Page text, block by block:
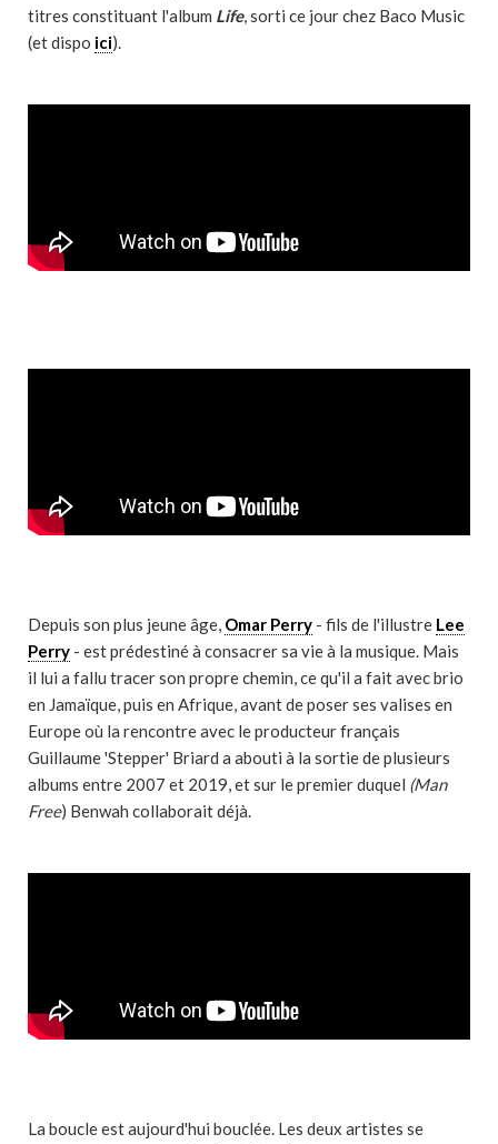
titres constituant l'album Life, sorti ce jour chez Baco Music
(et dispo ici).
Depuis son plus jeune âge, Omar Perry - fils de l'illustre Lee
Perry - est prédestiné à consacrer sa vie à la musique. Mais
il lui a fallu tracer son propre chemin, ce qu'il a fait avec brio
en Jamaïque, puis en Afrique, avant de poser ses valises en
Europe où la rencontre avec le producteur français
Guillaume 'Stepper' Briard a abouti à la sortie de plusieurs
albums entre 2007 et 2019, et sur le premier duquel (Man
Free) Benwah collaborait déjà.
La boucle est aujourd'hui bouclée. Les deux artistes se